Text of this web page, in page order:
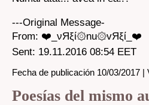
---Original Message-
From: ❤️_νЯξί۞nu۞vЯξί_❤️
Sent: 19.11.2016 08:54 EET
Fecha de publicación 10/03/2017 |
Poesías del mismo